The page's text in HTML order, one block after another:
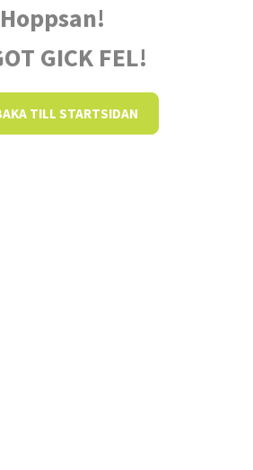
Hoppsan!
GICK FEL!
TILL STARTSIDAN